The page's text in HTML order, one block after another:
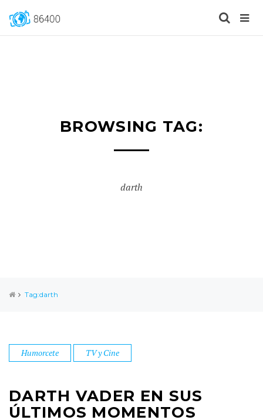
BROWSING TAG:
darth
Tag:darth
Humorcete TV y Cine
DARTH VADER EN SUS
ÚLTIMOS MOMENTOS